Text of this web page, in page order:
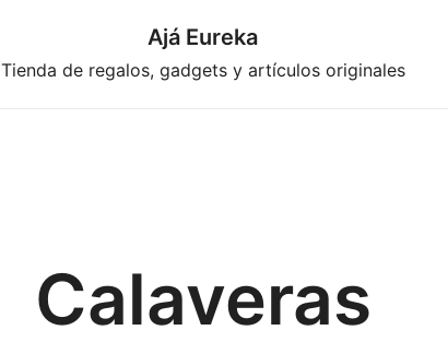
Ajá Eureka
Tienda de regalos, gadgets y artículos originales
Calaveras